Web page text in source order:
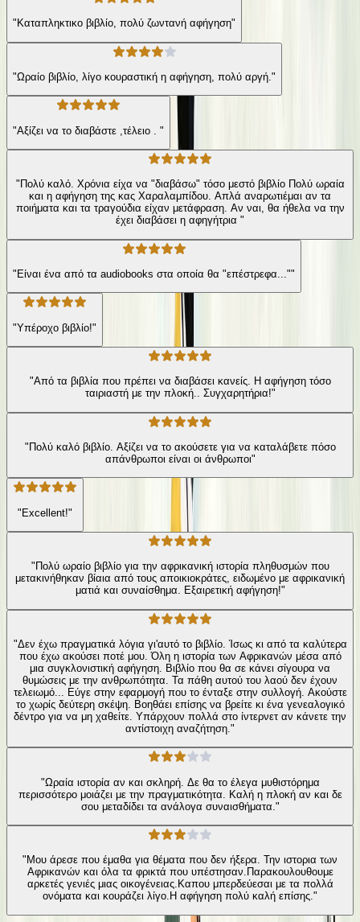
"Καταπληκτικο βιβλίο, πολύ ζωντανή αφήγηση"
"Ωραίο βιβλίο, λίγο κουραστική η αφήγηση, πολύ αργή."
"Αξίζει να το διαβάστε ,τέλειο . "
"Πολύ καλό. Χρόνια είχα να "διαβάσω" τόσο μεστό βιβλίο Πολύ ωραία
και η αφήγηση της κας Χαραλαμπίδου. Απλά αναρωτιέμαι αν τα
ποιήματα και τα τραγούδια είχαν μετάφραση. Αν ναι, θα ήθελα να την
έχει διαβάσει η αφηγήτρια "
"Είναι ένα από τα audiobooks στα οποία θα "επέστρεφα...""
"Υπέροχο βιβλίο!"
"Από τα βιβλία που πρέπει να διαβάσει κανείς. Η αφήγηση τόσο
ταιριαστή με την πλοκή.. Συγχαρητήρια!"
"Πολύ καλό βιβλίο. Αξίζει να το ακούσετε για να καταλάβετε πόσο
απάνθρωποι είναι οι άνθρωποι"
"Excellent!"
"Πολύ ωραίο βιβλίο για την αφρικανική ιστορία πληθυσμών που
μετακινήθηκαν βίαια από τους αποικιοκράτες, ειδωμένο με αφρικανική
ματιά και συναίσθημα. Εξαιρετική αφήγηση!"
"Δεν έχω πραγματικά λόγια γι'αυτό το βιβλίο. Ίσως κι από τα καλύτερα
που έχω ακούσει ποτέ μου. Όλη η ιστορία των Αφρικανών μέσα από
μια συγκλονιστική αφήγηση. Βιβλίο που θα σε κάνει σίγουρα να
θυμώσεις με την ανθρωπότητα. Τα πάθη αυτού του λαού δεν έχουν
τελειωμό... Εύγε στην εφαρμογή που το ένταξε στην συλλογή. Ακούστε
το χωρίς δεύτερη σκέψη. Βοηθάει επίσης να βρείτε κι ένα γενεαλογικό
δέντρο για να μη χαθείτε. Υπάρχουν πολλά στο ίντερνετ αν κάνετε την
αντίστοιχη αναζήτηση."
"Ωραία ιστορία αν και σκληρή. Δε θα το έλεγα μυθιστόρημα
περισσότερο μοιάζει με την πραγματικότητα. Καλή η πλοκή αν και δε
σου μεταδίδει τα ανάλογα συναισθήματα."
"Μου άρεσε που έμαθα για θέματα που δεν ήξερα. Την ιστορια των
Αφρικανών και όλα τα φρικτά που υπέστησαν.Παρακουλουθουμε
αρκετές γενιές μιας οικογένειας.Καπου μπερδεύεσαι με τα πολλά
ονόματα και κουράζει λίγο.Η αφήγηση πολύ καλή επίσης."